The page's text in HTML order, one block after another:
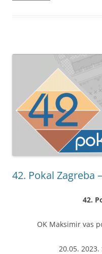
42. Pokal Zagreba
42.
OK Maksimir vas
20.05.